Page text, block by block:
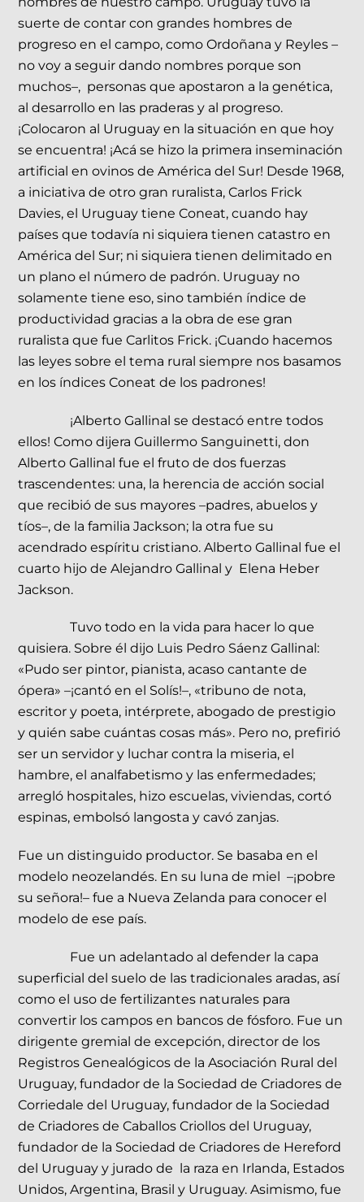
suerte de contar con grandes hombres de
progreso en el campo, como Ordoñana y Reyles –
no voy a seguir dando nombres porque son
muchos–, personas que apostaron a la genética,
al desarrollo en las praderas y al progreso.
¡Colocaron al Uruguay en la situación en que hoy
se encuentra! ¡Acá se hizo la primera inseminación
artificial en ovinos de América del Sur! Desde 1968,
a iniciativa de otro gran ruralista, Carlos Frick
Davies, el Uruguay tiene Coneat, cuando hay
países que todavía ni siquiera tienen catastro en
América del Sur; ni siquiera tienen delimitado en
un plano el número de padrón. Uruguay no
solamente tiene eso, sino también índice de
productividad gracias a la obra de ese gran
ruralista que fue Carlitos Frick. ¡Cuando hacemos
las leyes sobre el tema rural siempre nos basamos
en los índices Coneat de los padrones!
¡Alberto Gallinal se destacó entre todos
ellos! Como dijera Guillermo Sanguinetti, don
Alberto Gallinal fue el fruto de dos fuerzas
trascendentes: una, la herencia de acción social
que recibió de sus mayores –padres, abuelos y
tíos–, de la familia Jackson; la otra fue su
acendrado espíritu cristiano. Alberto Gallinal fue el
cuarto hijo de Alejandro Gallinal y Elena Heber
Jackson.
Tuvo todo en la vida para hacer lo que
quisiera. Sobre él dijo Luis Pedro Sáenz Gallinal:
«Pudo ser pintor, pianista, acaso cantante de
ópera» –¡cantó en el Solís!–, «tribuno de nota,
escritor y poeta, intérprete, abogado de prestigio
y quién sabe cuántas cosas más». Pero no, prefirió
ser un servidor y luchar contra la miseria, el
hambre, el analfabetismo y las enfermedades;
arregló hospitales, hizo escuelas, viviendas, cortó
espinas, embolsó langosta y cavó zanjas.
Fue un distinguido productor. Se basaba en el
modelo neozelandés. En su luna de miel –¡pobre
su señora!– fue a Nueva Zelanda para conocer el
modelo de ese país.
Fue un adelantado al defender la capa
superficial del suelo de las tradicionales aradas, así
como el uso de fertilizantes naturales para
convertir los campos en bancos de fósforo. Fue un
dirigente gremial de excepción, director de los
Registros Genealógicos de la Asociación Rural del
Uruguay, fundador de la Sociedad de Criadores de
Corriedale del Uruguay, fundador de la Sociedad
de Criadores de Caballos Criollos del Uruguay,
fundador de la Sociedad de Criadores de Hereford
del Uruguay y jurado de la raza en Irlanda, Estados
Unidos, Argentina, Brasil y Uruguay. Asimismo, fue